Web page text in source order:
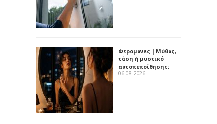
Φερομόνες | Μύθος,
τάση ή μυστικό
αυτοπεποίθησης;
06-08-2026